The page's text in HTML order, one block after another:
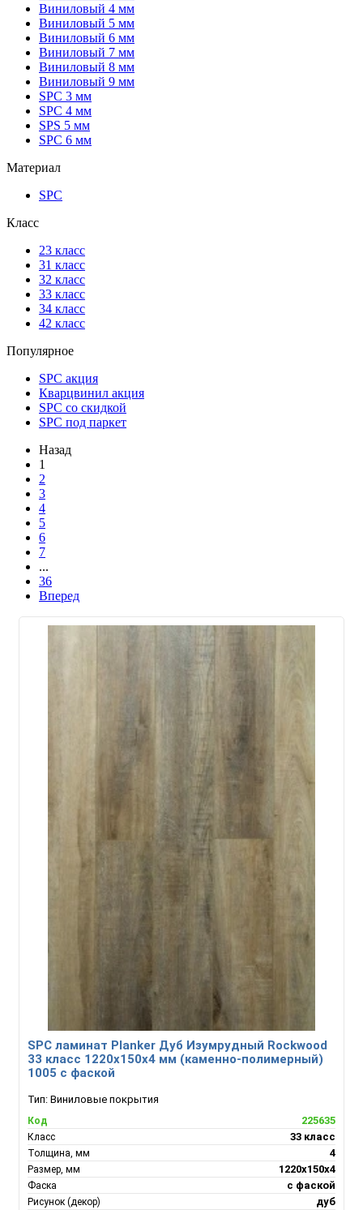
Виниловый 4 мм
Виниловый 5 мм
Виниловый 6 мм
Виниловый 7 мм
Виниловый 8 мм
Виниловый 9 мм
SPC 3 мм
SPC 4 мм
SPS 5 мм
SPC 6 мм
Материал
SPC
Класс
23 класс
31 класс
32 класс
33 класс
34 класс
42 класс
Популярное
SPC акция
Кварцвинил акция
SPC со скидкой
SPC под паркет
Назад
1
2
3
4
5
6
7
...
36
Вперед
SPC ламинат Planker Дуб Изумрудный Rockwood
33 класс 1220х150х4 мм (каменно-полимерный)
1005 с фаской
Тип: Виниловые покрытия
Код 225635
Класс 33 класс
Толщина, мм 4
Размер, мм 1220х150х4
Фаска с фаской
Рисунок (декор) дуб